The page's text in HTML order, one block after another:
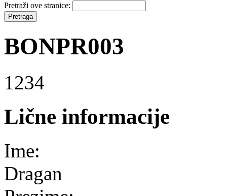
Pretraži ove stranice:
BONPR003
1234
Lične informacije
Ime:
Dragan